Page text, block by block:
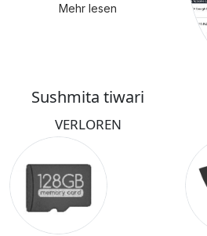
Mehr lesen
Sushmita tiwari
VERLOREN